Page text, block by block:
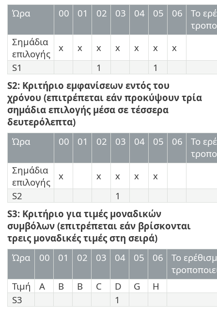
Ώρα
00 01 02 03 04 05 06
Το
Σημάδια
επιλογής
x x x x x x
x
S1
1
1
S2: Κριτήριο εμφανίσεων εντός του
χρόνου (επιτρέπεται εάν προκύψουν τρία
σημάδια επιλογής μέσα σε τέσσερα
δευτερόλεπτα)
Ώρα
00 01 02 03 04 05 06
Το
Σημάδια
επιλογής
x x x x
x
S2
1
S3: Κριτήριο για τιμές μοναδικών
συμβόλων (επιτρέπεται εάν βρίσκονται
τρεις μοναδικές τιμές στη σειρά)
Ώρα
00 01 02 03 04 05 06
Το
Τιμή
Α B B C D G
H
S3
1